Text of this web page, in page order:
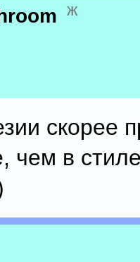
ж
скорее
чем в